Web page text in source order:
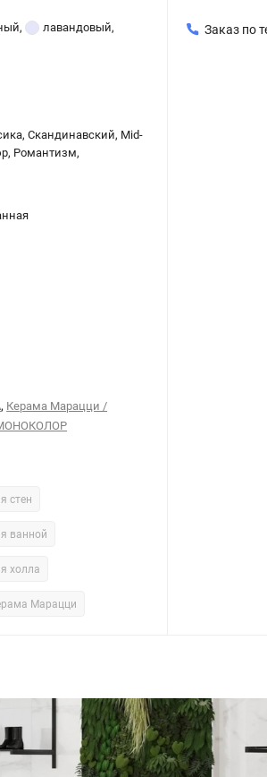
, лавандовый,
Скандинавский, Mid-
Романтизм,
, Керама Марацци /
стен
ванной
холла
Марацци
Заказ по